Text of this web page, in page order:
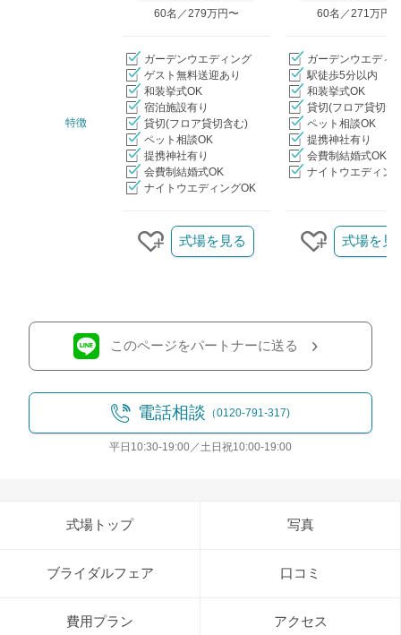
60名／279万円〜
60名／271万円〜
特徴
ガーデンウエディング
ゲスト無料送迎あり
和装挙式OK
宿泊施設有り
貸切(フロア貸切含む)
ペット相談OK
提携神社有り
会費制結婚式OK
ナイトウエディングOK
ガーデンウエディ
駅徒歩5分以内
和装挙式OK
貸切(フロア貸切含
ペット相談OK
提携神社有り
会費制結婚式OK
ナイトウエディン
クリップする
式場を見る
クリップす
式場を見
このページをパートナーに送る
電話相談 （0120-791-317)
平日10:30-19:00／土日祝10:00-19:00
式場トップ 写真
ブライダルフェア 口コミ
費用プラン アクセス